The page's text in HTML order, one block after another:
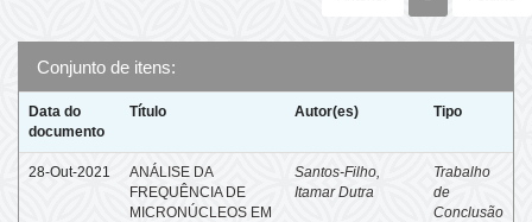
Conjunto de itens:
Data do
documento
Título Autor(es) Tipo
28-Out-2021
ANÁLISE DA
FREQUÊNCIA DE
MICRONÚCLEOS EM
Santos-Filho,
Itamar Dutra
Trabalho
de
Conclusão